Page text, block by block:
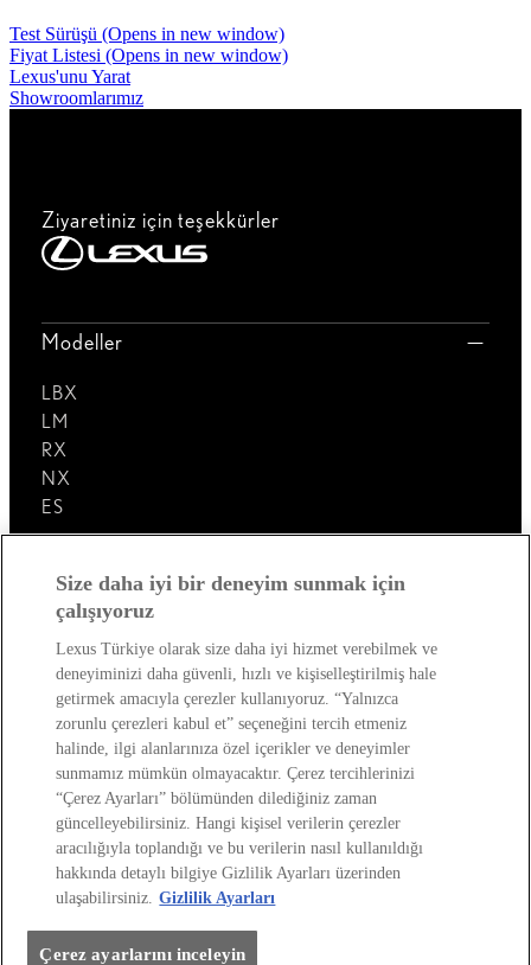
Test Sürüşü (Opens in new window)
Fiyat Listesi (Opens in new window)
Lexus'unu Yarat
Showroomlarımız
Ziyaretiniz için teşekkürler
Modeller
LBX
LM
RX
NX
ES
Lexus'u Keşfedin!
Satış Sonrası
Lexus Dünyası
Site PolitikasıKişisel Veri Paylaşımı Ve İletişim İzni
Kişisel Verilerin KorunmasıSayfadaki Çerezler
Yakıt Ekonomisi Ve Co2 Emisyonu
Size daha iyi bir deneyim sunmak için
çalışıyoruz
Lexus Türkiye olarak size daha iyi hizmet verebilmek ve
deneyiminizi daha güvenli, hızlı ve kişiselleştirilmiş hale
getirmek amacıyla çerezler kullanıyoruz. “Yalnızca
zorunlu çerezleri kabul et” seçeneğini tercih etmeniz
halinde, ilgi alanlarınıza özel içerikler ve deneyimler
sunmamız mümkün olmayacaktır. Çerez tercihlerinizi
“Çerez Ayarları” bölümünden dilediğiniz zaman
güncelleyebilirsiniz. Hangi kişisel verilerin çerezler
aracılığıyla toplandığı ve bu verilerin nasıl kullanıldığı
hakkında detaylı bilgiye Gizlilik Ayarları üzerinden
ulaşabilirsiniz. Gizlilik Ayarları
Çerez ayarlarını inceleyin